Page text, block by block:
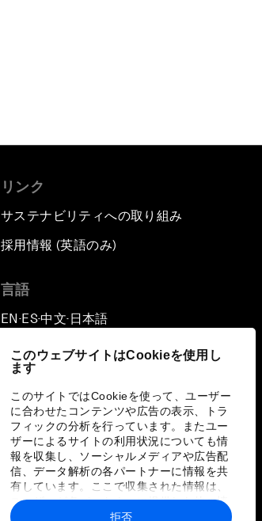
このウェブサイトはCookieを使用し
ます
このサイトではCookieを使って、ユーザー
に合わせたコンテンツや広告の表示、トラ
フィックの分析を行っています。またユー
ザーによるサイトの利用状況についても情
報を収集し、ソーシャルメディアや広告配
信、データ解析の各パートナーに情報を共
有しています。ここで収集された情報は、
ユーザーが各パートナーに提供した他の情
報や各パートナーのサービスを使用した際
拒否
リンク
サステナビリティへの取り組み
採用情報 (英語のみ)
言語
EN ▪ ES▪中文▪ 日本語